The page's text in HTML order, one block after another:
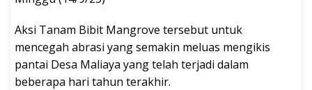
Aksi Tanam Bibit Mangrove tersebut untuk
mencegah abrasi yang semakin meluas mengikis
pantai Desa Maliaya yang telah terjadi dalam
beberapa hari tahun terakhir.